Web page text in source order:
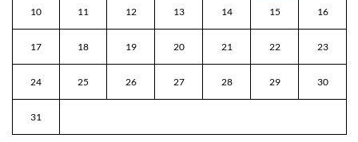
10 11 12 13 14 15 16
17 18 19 20 21 22 23
24 25 26 27 28 29 30
31